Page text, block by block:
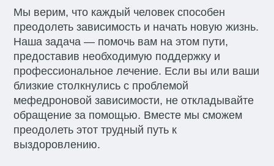
Мы верим, что каждый человек способен
преодолеть зависимость и начать новую жизнь.
Наша задача — помочь вам на этом пути,
предоставив необходимую поддержку и
профессиональное лечение. Если вы или ваши
близкие столкнулись с проблемой
мефедроновой зависимости, не откладывайте
обращение за помощью. Вместе мы сможем
преодолеть этот трудный путь к
выздоровлению.